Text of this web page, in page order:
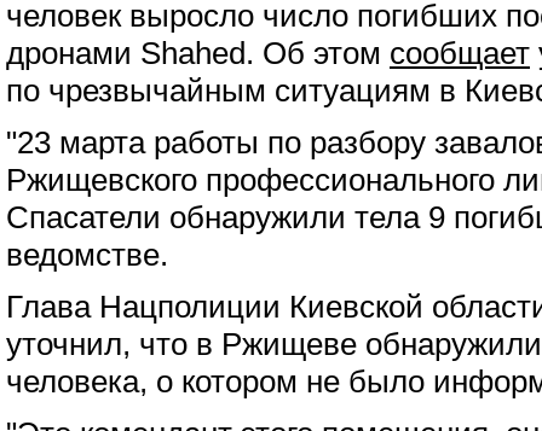
человек выросло число погибших
дронами Shahed. Об этом сообщает
по чрезвычайным ситуациям в
"23 марта работы по разбору
Ржищевского профессионального
Спасатели обнаружили тела 9
ведомстве.
Глава Нацполиции Киевской
уточнил, что в Ржищеве
человека, о котором не было